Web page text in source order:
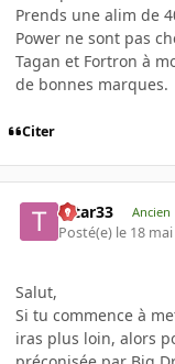
Prends une alim de
Power ne sont pas
Tagan et Fortron à
de bonnes marques.
Citer
tatar33 Ancien
Posté(e) le 18
Salut,
Si tu commence à
iras plus loin, alors